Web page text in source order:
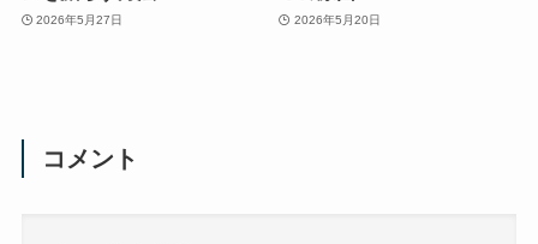
2026年5月27日 2026年5月20日
コメント